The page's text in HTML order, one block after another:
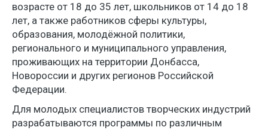
возрасте от 18 до 35 лет, школьников от 14 до 18
лет, а также работников сферы культуры,
образования, молодёжной политики,
регионального и муниципального управления,
проживающих на территории Донбасса,
Новороссии и других регионов Российской
Федерации.
Для молодых специалистов творческих индустрий
разрабатываются программы по различным